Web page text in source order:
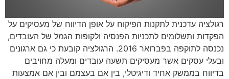
רגולציה עדכנית לתקנות הפיקוח על אופן הדיווח של מעסיקים על
הפקדות ותשלומים לתכניות הפנסיה ולקופות הגמל של העובדים,
נכנסה לתוקפה בפברואר 2016. הרגולציה קובעת כי גם ארגונים
ובעלי עסקים אשר מעסיקים תשעה עובדים ומעלה מחויבים
בדיווח בממשק אחיד ודיגיטלי, בין אם בעצמם ובין אם אמצעות